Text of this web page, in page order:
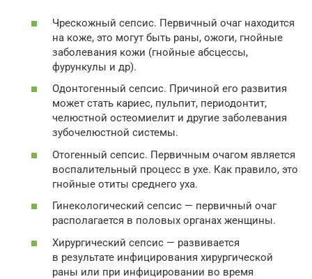
Чрескожный сепсис. Первичный очаг находится
на коже, это могут быть раны, ожоги, гнойные
заболевания кожи (гнойные абсцессы,
фурункулы и др).
Одонтогенный сепсис. Причиной его развития
может стать кариес, пульпит, периодонтит,
челюстной остеомиелит и другие заболевания
зубочелюстной системы.
Отогенный сепсис. Первичным очагом является
воспалительный процесс в ухе. Как правило, это
гнойные отиты среднего уха.
Гинекологический сепсис — первичный очаг
располагается в половых органах женщины.
Хирургический сепсис — развивается
в результате инфицирования хирургической
раны или при инфицировании во время